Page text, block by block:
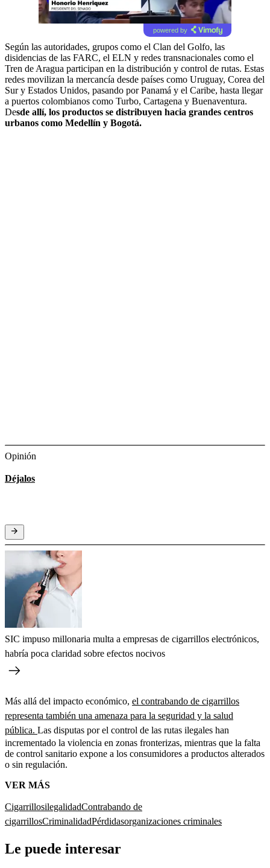
powered by
Según las autoridades, grupos como el Clan del Golfo, las
disidencias de las FARC, el ELN y redes transnacionales como el
Tren de Aragua participan en la distribución y control de rutas. Estas
redes movilizan la mercancía desde países como Uruguay, Corea del
Sur y Estados Unidos, pasando por Panamá y el Caribe, hasta llegar
a puertos colombianos como Turbo, Cartagena y Buenaventura.
Desde allí, los productos se distribuyen hacia grandes centros
urbanos como Medellín y Bogotá.
Opinión
Déjalos
SIC impuso millonaria multa a empresas de cigarrillos electrónicos,
habría poca claridad sobre efectos nocivos
Más allá del impacto económico, el contrabando de cigarrillos
representa también una amenaza para la seguridad y la salud
pública. Las disputas por el control de las rutas ilegales han
incrementado la violencia en zonas fronterizas, mientras que la falta
de control sanitario expone a los consumidores a productos alterados
o sin regulación.
VER MÁS
CigarrillosilegalidadContrabando de
cigarrillosCriminalidadPérdidasorganizaciones criminales
Le puede interesar